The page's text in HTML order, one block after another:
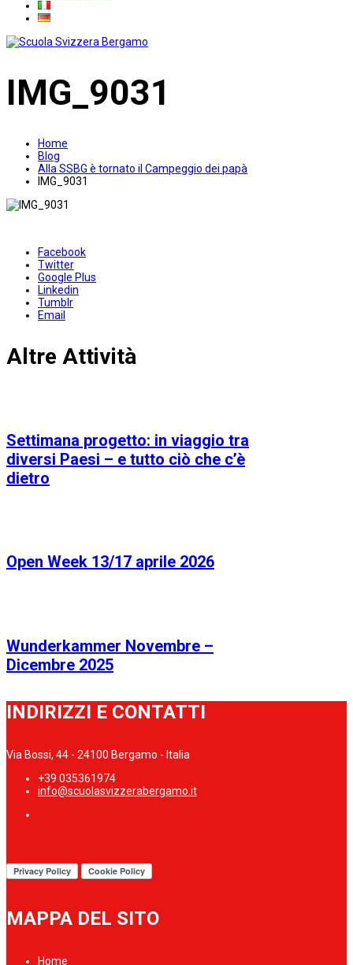
IMG_9031
Home
Blog
Alla SSBG è tornato il Campeggio dei papà
IMG_9031
Facebook
Twitter
Google Plus
Linkedin
Tumblr
Email
Altre Attività
Settimana progetto: in viaggio tra
diversi Paesi – e tutto ciò che c’è
dietro
Open Week 13/17 aprile 2026
Wunderkammer Novembre –
Dicembre 2025
INDIRIZZI E CONTATTI
Via Bossi, 44 - 24100 Bergamo - Italia
+39 035361974
info@scuolasvizzerabergamo.it
MAPPA DEL SITO
Home